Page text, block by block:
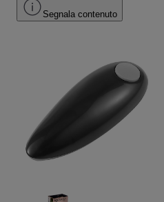
Segnala contenuto